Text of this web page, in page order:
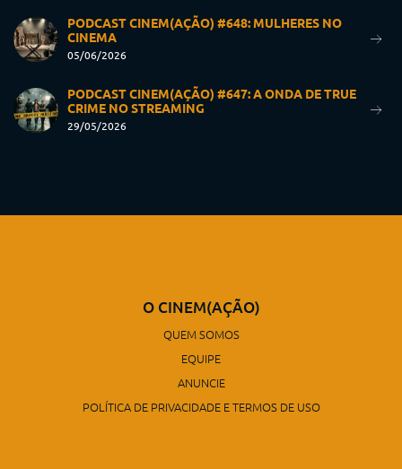
PODCAST CINEM(AÇÃO) #648: MULHERES NO
CINEMA
05/06/2026
PODCAST CINEM(AÇÃO) #647: A ONDA DE TRUE
CRIME NO STREAMING
29/05/2026
O CINEM(AÇÃO)
QUEM SOMOS
EQUIPE
ANUNCIE
POLÍTICA DE PRIVACIDADE E TERMOS DE USO